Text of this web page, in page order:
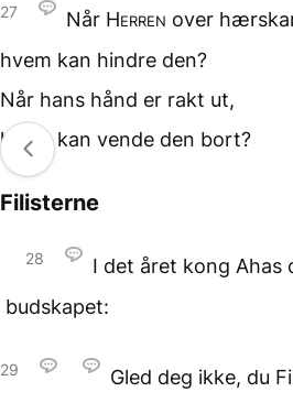
27 Når Herren over
hvem kan hindre den?
Når hans hånd er rakt ut,
hvem kan vende den bort?
Filisterne
28
I det året kong Ahas
budskapet:
29 Gled deg ikke, du